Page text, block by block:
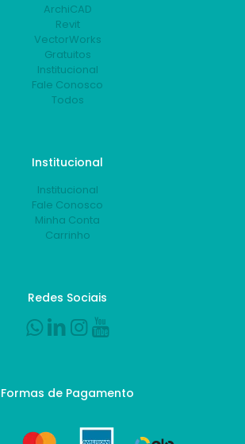
ArchiCAD
Revit
VectorWorks
Gratuitos
Institucional
Fale Conosco
Todos
Institucional
Institucional
Fale Conosco
Minha Conta
Carrinho
Redes Sociais
Formas de Pagamento